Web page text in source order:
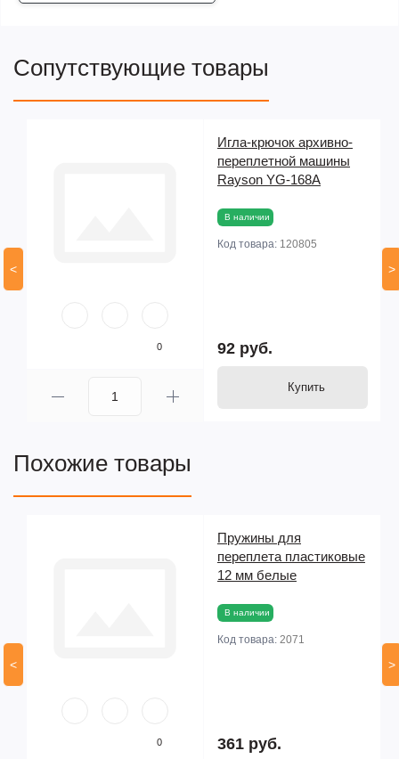
Сопутствующие товары
<
0
Игла-крючок архивно-
переплетной машины
Rayson YG-168A
В наличии
Код товара: 120805
92 руб.
Купить
>
Похожие товары
<
0
Пружины для
переплета пластиковые
12 мм белые
В наличии
Код товара: 2071
361 руб.
>